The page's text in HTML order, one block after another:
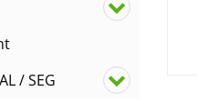
/ SEG